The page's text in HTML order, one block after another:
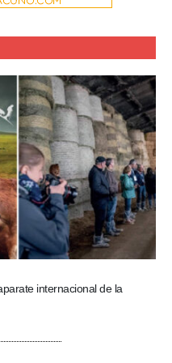
internacional de la